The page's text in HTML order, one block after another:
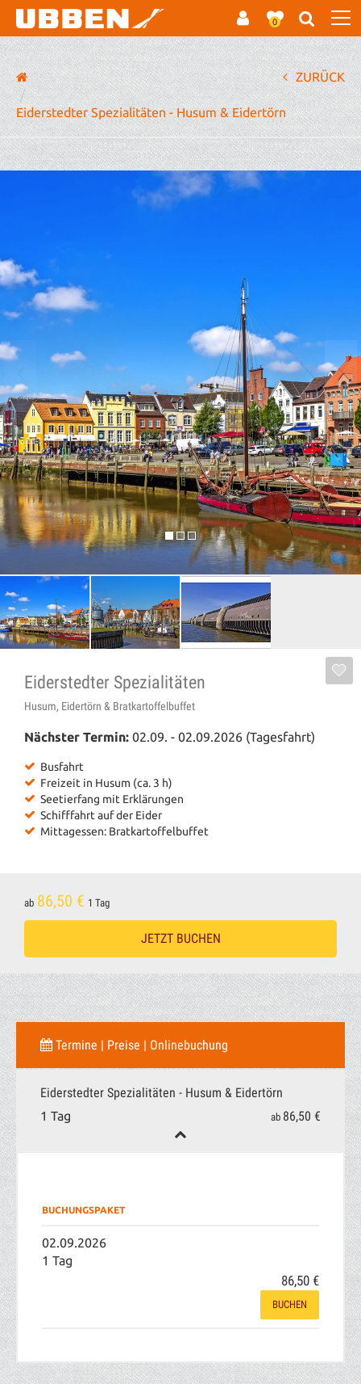
0
Eiderstedter Spezialitäten - Husum & Eidertörn
ZURÜCK
Eiderstedter Spezialitäten
Husum, Eidertörn & Bratkartoffelbuffet
Nächster Termin: 02.09. - 02.09.2026 (Tagesfahrt)
Busfahrt
Freizeit in Husum (ca. 3 h)
Seetierfang mit Erklärungen
Schifffahrt auf der Eider
Mittagessen: Bratkartoffelbuffet
ab 86,50 € 1 Tag
JETZT BUCHEN
Termine | Preise | Onlinebuchung
Eiderstedter Spezialitäten - Husum & Eidertörn
1 Tag ab 86,50 €
BUCHUNGSPAKET
02.09.2026
1 Tag
86,50 €
BUCHEN